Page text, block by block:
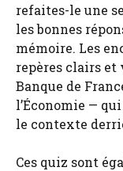
refaites-le une
les bonnes
mémoire. Les
repères clairs et
Banque de
l’Économie —
le contexte
Ces quiz sont